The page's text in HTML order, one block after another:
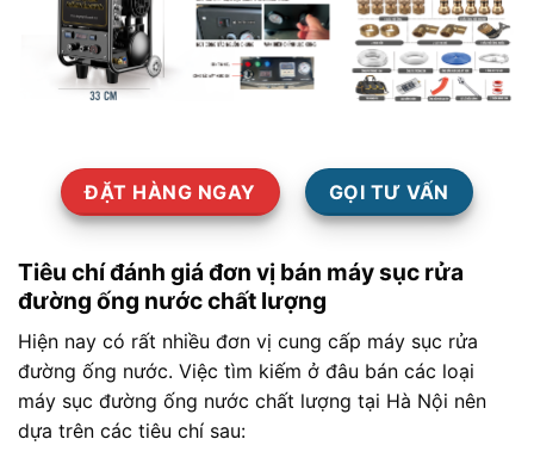
ĐẶT HÀNG NGAY GỌI TƯ VẤN
Tiêu chí đánh giá đơn vị bán máy sục rửa
đường ống nước chất lượng
Hiện nay có rất nhiều đơn vị cung cấp máy sục rửa
đường ống nước. Việc tìm kiếm ở đâu bán các loại
máy sục đường ống nước chất lượng tại Hà Nội nên
dựa trên các tiêu chí sau: